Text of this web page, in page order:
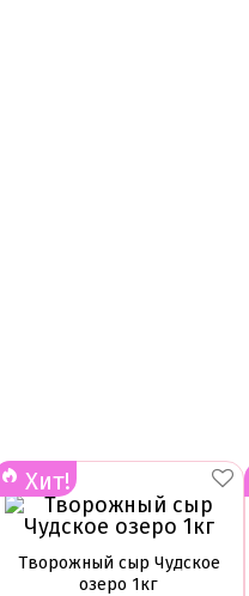
Хит!
Творожный сыр Чудское
озеро 1кг